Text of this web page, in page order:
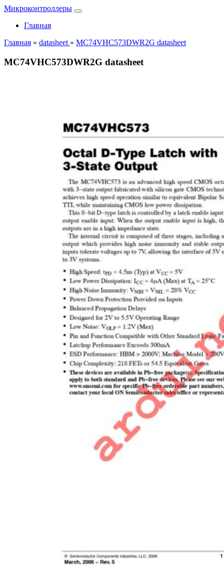
Микроконтроллеры
Главная
Главная » datasheet » MC74VHC573DWR2G datasheet
MC74VHC573DWR2G datasheet